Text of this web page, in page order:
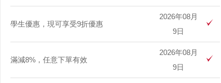
學生優惠，現可享受9折優惠
2026年08月
9日
滿減8%，任意下單有效
2026年08月
9日